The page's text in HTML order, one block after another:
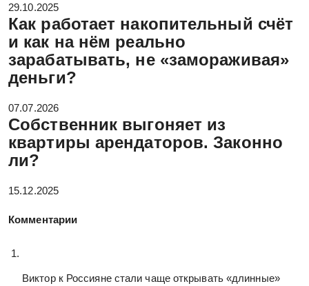
29.10.2025
Как работает накопительный счёт
и как на нём реально
зарабатывать, не «замораживая»
деньги?
07.07.2026
Собственник выгоняет из
квартиры арендаторов. Законно
ли?
15.12.2025
Комментарии
Виктор к Россияне стали чаще открывать «длинные»